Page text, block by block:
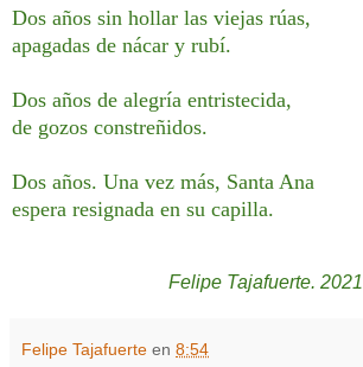
Dos años sin hollar las viejas rúas,
apagadas de nácar y rubí.
Dos años de alegría entristecida,
de gozos constreñidos.
Dos años. Una vez más, Santa Ana
espera resignada en su capilla.
Felipe Tajafuerte. 2021
Felipe Tajafuerte en 8:54